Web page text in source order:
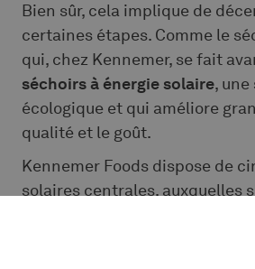
Bien sûr, cela implique de
certaines étapes. Comme le
qui, chez Kennemer, se fait
séchoirs à énergie solaire,
écologique et qui améliore
qualité et le goût.
Kennemer Foods dispose de
solaires centrales, auxquelles